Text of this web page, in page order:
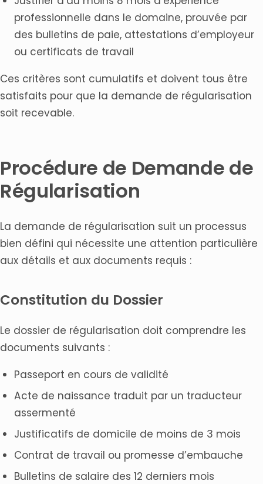
professionnelle dans le domaine, prouvée par
des bulletins de paie, attestations d’employeur
ou certificats de travail
Ces critères sont cumulatifs et doivent tous être
satisfaits pour que la demande de régularisation
soit recevable.
Procédure de Demande de
Régularisation
La demande de régularisation suit un processus
bien défini qui nécessite une attention particulière
aux détails et aux documents requis :
Constitution du Dossier
Le dossier de régularisation doit comprendre les
documents suivants :
Passeport en cours de validité
Acte de naissance traduit par un traducteur
assermenté
Justificatifs de domicile de moins de 3 mois
Contrat de travail ou promesse d’embauche
Bulletins de salaire des 12 derniers mois